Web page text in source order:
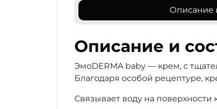
Описание
Описание и
ЭмоDERMA baby ― крем, с
Благодаря особой рецептуре,
Связывает воду на поверхности